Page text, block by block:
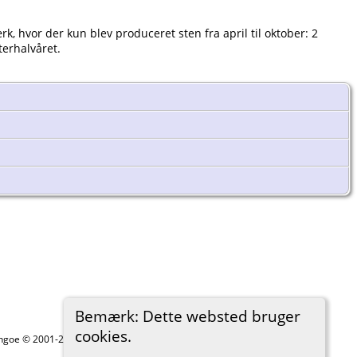
Bemærk: Dette websted bruger
cookies.
hvor der kun blev produceret sten fra april til oktober: 2
© 2001-2026.